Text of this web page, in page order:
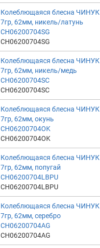
Колеблющаяся блесна ЧИНУК
7гр, 62мм, никель/латунь
CH06200704SG
CH06200704SG
Колеблющаяся блесна ЧИНУК
7гр, 62мм, никель/медь
CH06200704SC
CH06200704SC
Колеблющаяся блесна ЧИНУК
7гр, 62мм, окунь
CH06200704OK
CH06200704OK
Колеблющаяся блесна ЧИНУК
7гр, 62мм, попугай
CH06200704LBPU
CH06200704LBPU
Колеблющаяся блесна ЧИНУК
7гр, 62мм, серебро
CH06200704AG
CH06200704AG